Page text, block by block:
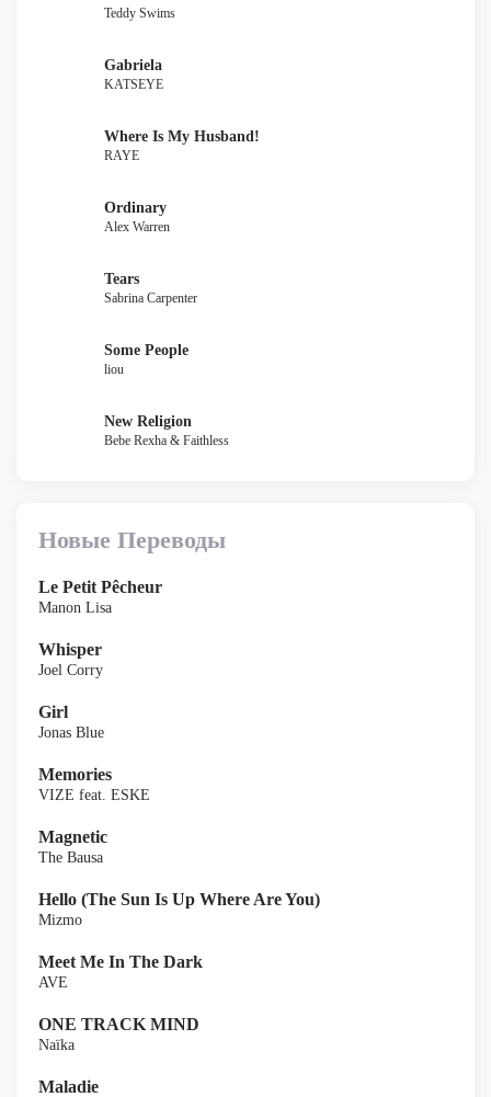
Teddy Swims
Gabriela
KATSEYE
Where Is My Husband!
RAYE
Ordinary
Alex Warren
Tears
Sabrina Carpenter
Some People
liou
New Religion
Bebe Rexha & Faithless
Новые Переводы
Le Petit Pêcheur
Manon Lisa
Whisper
Joel Corry
Girl
Jonas Blue
Memories
VIZE feat. ESKE
Magnetic
The Bausa
Hello (The Sun Is Up Where Are You)
Mizmo
Meet Me In The Dark
AVE
ONE TRACK MIND
Naïka
Maladie